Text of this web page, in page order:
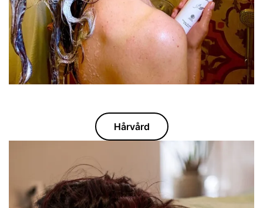
Hårvård